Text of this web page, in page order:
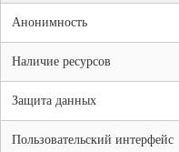
Анонимность
Наличие ресурсов
Защита данных
Пользовательский интерфейс